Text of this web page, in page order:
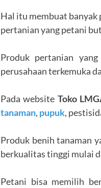
Hal itu membuat
pertanian yang petani
Produk pertanian yang
perusahaan terkemuka
Pada website Toko
tanaman, pupuk,
Produk benih tanaman
berkualitas tinggi mulai
Petani bisa memilih